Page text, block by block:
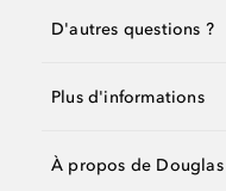
D'autres questions ?
Plus d'informations
À propos de Douglas